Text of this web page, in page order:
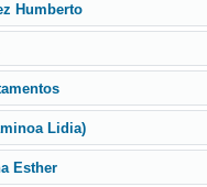
Humberto
Lidia)
Esther